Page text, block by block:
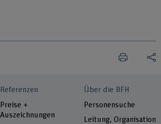
Referenzen
Preise +
Auszeichnungen
Über die BFH
Personensuche
Leitung, Organisation